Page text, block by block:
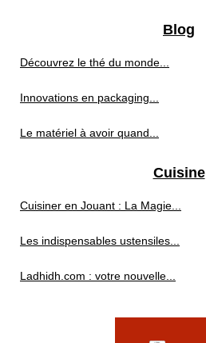
Blog
Découvrez le thé du monde...
Innovations en packaging...
Le matériel à avoir quand...
Cuisine
Cuisiner en Jouant : La Magie...
Les indispensables ustensiles...
Ladhidh.com : votre nouvelle...